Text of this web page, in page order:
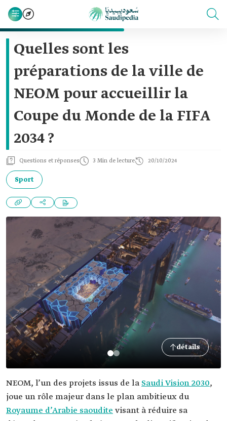
Quelles sont les
préparations de la ville de
NEOM pour accueillir la
Coupe du Monde de la FIFA
2034 ?
Questions et réponses 3 Min de lecture 20/10/2024
Sport
détails
NEOM, l’un des projets issus de la Saudi Vision 2030,
joue un rôle majeur dans le plan ambitieux du
Royaume d’Arabie saoudite visant à réduire sa